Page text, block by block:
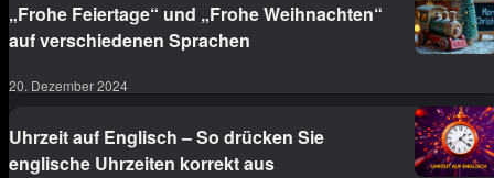
„Frohe Feiertage“ und „Frohe Weihnachten“
auf verschiedenen Sprachen
20. Dezember 2024
Uhrzeit auf Englisch – So drücken Sie
englische Uhrzeiten korrekt aus